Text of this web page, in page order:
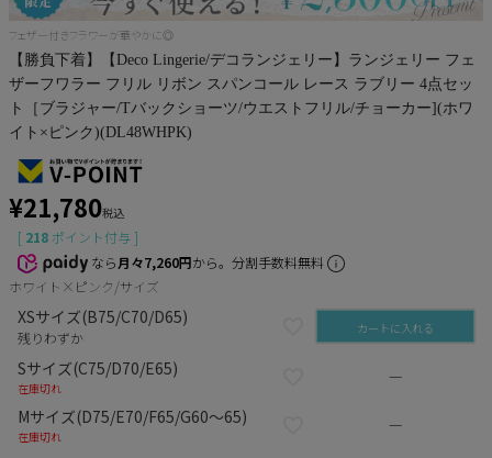
フェザー付きフラワーが華やかに◎
【勝負下着】【Deco Lingerie/デコランジェリー】ランジェリー フェ
ザーフワラー フリル リボン スパンコール レース ラブリー 4点セッ
ト［ブラジャー/Tバックショーツ/ウエストフリル/チョーカー](ホワ
イト×ピンク)(DL48WHPK)
¥21,780税込
[ 218 ポイント付与 ]
なら月々7,260円から。分割手数料無料
ホワイト×ピンク/サイズ
XSサイズ(B75/C70/D65)
残りわずか カートに入れる
Sサイズ(C75/D70/E65)
在庫切れ
—
Mサイズ(D75/E70/F65/G60～65)
在庫切れ
—